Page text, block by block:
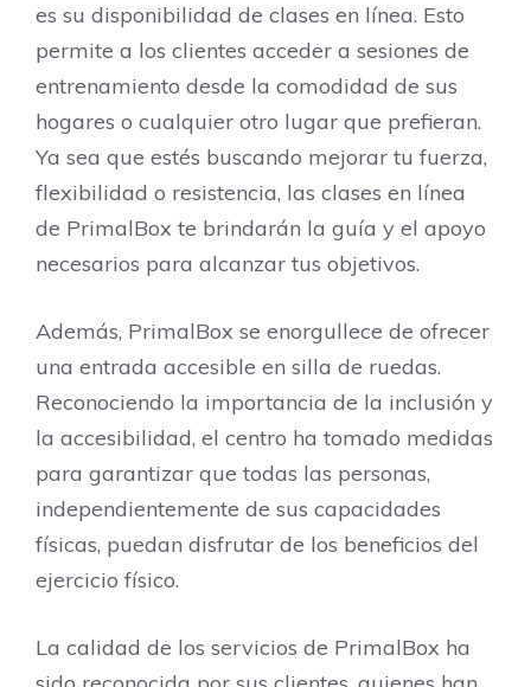
es su disponibilidad de clases en línea. Esto
permite a los clientes acceder a sesiones de
entrenamiento desde la comodidad de sus
hogares o cualquier otro lugar que prefieran.
Ya sea que estés buscando mejorar tu fuerza,
flexibilidad o resistencia, las clases en línea
de PrimalBox te brindarán la guía y el apoyo
necesarios para alcanzar tus objetivos.
Además, PrimalBox se enorgullece de ofrecer
una entrada accesible en silla de ruedas.
Reconociendo la importancia de la inclusión y
la accesibilidad, el centro ha tomado medidas
para garantizar que todas las personas,
independientemente de sus capacidades
físicas, puedan disfrutar de los beneficios del
ejercicio físico.
La calidad de los servicios de PrimalBox ha